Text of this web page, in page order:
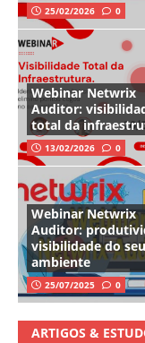
25/02/2026 0
Webinar Netwrix
Auditor:
total da
13/02/2026 0
Webinar Netwrix
Auditor:
visibilidade do seu
ambiente
25/07/2025 0
ARTIGOS &